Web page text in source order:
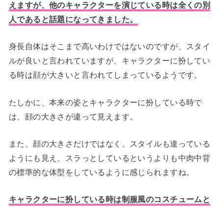
えますが、他のキャラクターを演じている時は全くの別
人であると話題になってきました。
身長自体はそこまで高いわけではないのですが、スタイ
ルが良いと言われていますが、キャラクターに扮してい
る時は顔が大きいと言われてしまっているようです。
たしかに、本来の姿とキャラクターに扮している時で
は、顔の大きさが違って見えます。
また、顔の大きさだけではなく、スタイルも違っている
ようにも見え、スラっとしているというよりも中肉中背
の標準的な体型をしているように感じられますね。
キャラクターに扮している時は制服風のコスチュームと